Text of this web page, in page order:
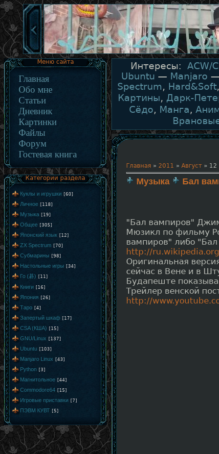
Меню сайта
Главная
Обо мне
Статьи
Дневник
Картинки
Файлы
Форум
Гостевая книга
Категории раздела
Куклы и игрушки [60]
Личное [118]
Музыка [19]
Общее [305]
Японский язык [12]
ZX Spectrum [70]
Субмарины [98]
Настольные игры [34]
Го (碁) [11]
Книги [16]
Япония [26]
Таро [4]
Запертый шкаф [17]
CSA (КША) [15]
GNU/Linux [137]
Ubuntu [103]
Manjaro Linux [43]
Python [3]
Магнитольное [44]
Commodore64 [15]
Игровые приставки [7]
ПЭВМ КУВТ [5]
Интересы: ACW/
Ubuntu — Manjaro
Spectrum, Hard&Soft
Картины, Дарк-
Сёдо, Манга,
Главная » 2011 » Август » 12
Музыка Бал
"Бал вампиров"
Мюзикл по фильму
вампиров" либо
http://
Оригинальная
сейчас в Вене и в
Будапеште
Трейлер венской
http://